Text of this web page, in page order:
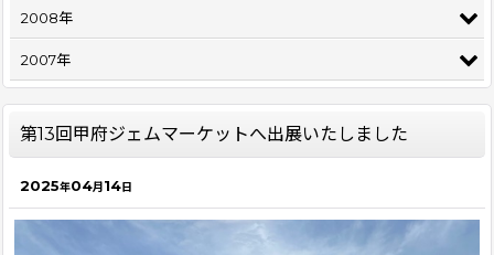
第13回甲府ジェムマーケットへ出展いたしました
2025年04月14日
2008年
2007年